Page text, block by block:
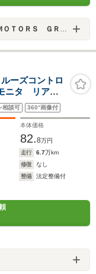
ＲＳ ＧＲＯＵＰ
ーズコントロ
ニタ リアビ
ーキ コーナ
パワーシー
相談可 360°画像付
本体価格
82.8万円
走行 6.7万km
修復
なし
整備
法定整備付